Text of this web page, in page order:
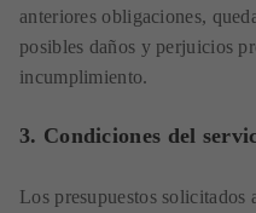
anteriores obligaciones,
posibles daños y perjuicios
incumplimiento.
3. Condiciones del
Los presupuestos solicitados